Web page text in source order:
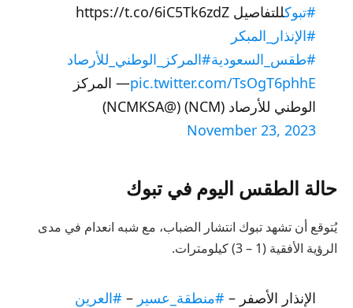
#تبوكللتفاصيل https://t.co/6iC5Tk6zdZ
#الإنذار_المبكر
#طقس_السعودية#المركز_الوطني_للأرصاد
pic.twitter.com/TsOgT6phhE— المركز
الوطني للأرصاد (NCM) (@NCMKSA)
November 23, 2023
حالة الطقس اليوم في تبوك
يُتوقع أن تشهد تبوك انتشار الضباب، مع شبه انعدام في مدى
الرؤية الأفقية (1 – 3) كيلومترات.
الإنذار الأصفر – #منطقة_عسير – #العرين